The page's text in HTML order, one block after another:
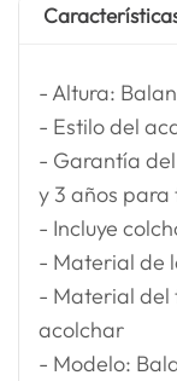
- Altura:
- Estilo del
- Garantía
y 3 años
- Incluye
- Material de
- Material del
acolchar
- Modelo: